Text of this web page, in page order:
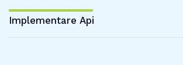
Implementare Api